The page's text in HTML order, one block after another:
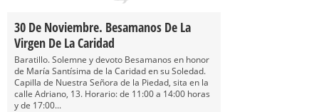
30 De Noviembre. Besamanos De La
Virgen De La Caridad
Baratillo. Solemne y devoto Besamanos en honor
de María Santísima de la Caridad en su Soledad.
Capilla de Nuestra Señora de la Piedad, sita en la
calle Adriano, 13. Horario: de 11:00 a 14:00 horas
y de 17:00...